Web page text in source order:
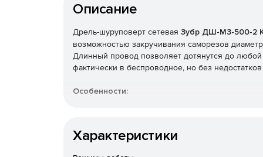
Описание
Дрель-шуруповерт сетевая Зубр ДШ-М3-500-2
возможностью закручивания саморезов
Длинный провод позволяет дотянутся до
фактически в беспроводное, но без
Особенности:
Характеристики